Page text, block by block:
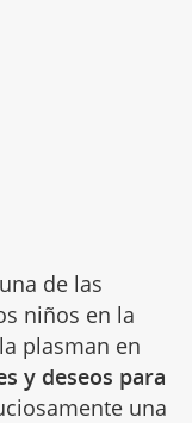
de las
niños en la
plasman en
y deseos para
una